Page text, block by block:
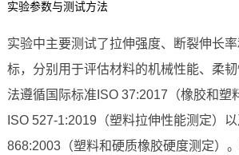
实验参数与测试方法
实验中主要测试了拉伸强度、断裂伸长
标，分别用于评估材料的机械性能、柔
法遵循国际标准ISO 37:2017（橡胶和塑
ISO 527-1:2019（塑料拉伸性能测定）
868:2003（塑料和硬质橡胶硬度测定）